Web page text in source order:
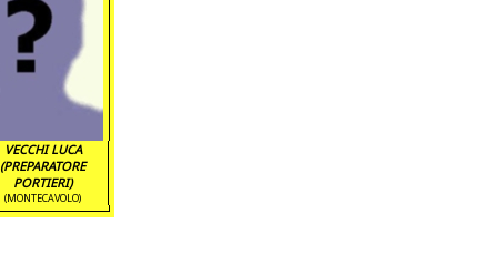
VECCHI LUCA
(PREPARATORE
PORTIERI)
(MONTECAVOLO)